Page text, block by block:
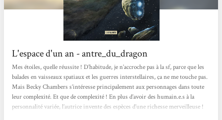
L'espace d'un an - antre_du_dragon
Mes étoiles, quelle réussite ! D’habitude, je n’accroche pas à la sf, parce que les
balades en vaisseaux spatiaux et les guerres interstellaires, ça ne me touche pas.
Mais Becky Chambers s’intéresse principalement aux personnages dans toute
leur complexité. Et que de complexité ! En plus d’avoir des humain.e.s à la
personnalité variée, l’autrice invente des espèces d’une richesse merveilleuse !